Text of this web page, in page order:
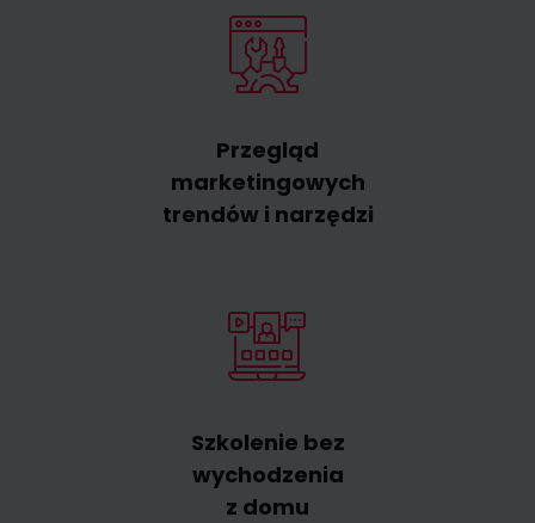
Przegląd
marketingowych
trendów i narzędzi
Szkolenie bez
wychodzenia
z domu